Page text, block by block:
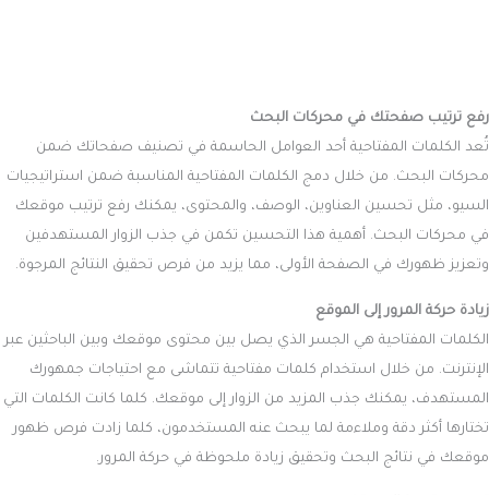
رفع ترتيب صفحتك في محركات البحث
تُعد الكلمات المفتاحية أحد العوامل الحاسمة في تصنيف صفحاتك ضمن
محركات البحث. من خلال دمج الكلمات المفتاحية المناسبة ضمن استراتيجيات
السيو، مثل تحسين العناوين، الوصف، والمحتوى، يمكنك رفع ترتيب موقعك
في محركات البحث. أهمية هذا التحسين تكمن في جذب الزوار المستهدفين
وتعزيز ظهورك في الصفحة الأولى، مما يزيد من فرص تحقيق النتائج المرجوة.
زيادة حركة المرور إلى الموقع
الكلمات المفتاحية هي الجسر الذي يصل بين محتوى موقعك وبين الباحثين عبر
الإنترنت. من خلال استخدام كلمات مفتاحية تتماشى مع احتياجات جمهورك
المستهدف، يمكنك جذب المزيد من الزوار إلى موقعك. كلما كانت الكلمات التي
تختارها أكثر دقة وملاءمة لما يبحث عنه المستخدمون، كلما زادت فرص ظهور
موقعك في نتائج البحث وتحقيق زيادة ملحوظة في حركة المرور.